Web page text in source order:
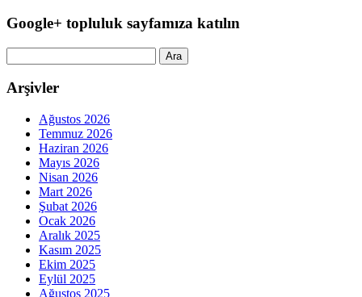
Google+ topluluk sayfamıza katılın
Arşivler
Ağustos 2026
Temmuz 2026
Haziran 2026
Mayıs 2026
Nisan 2026
Mart 2026
Şubat 2026
Ocak 2026
Aralık 2025
Kasım 2025
Ekim 2025
Eylül 2025
Ağustos 2025